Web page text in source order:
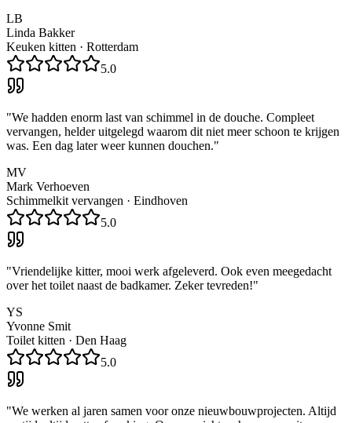
LB
Linda Bakker
Keuken kitten · Rotterdam
5.0
"We hadden enorm last van schimmel in de douche. Compleet
vervangen, helder uitgelegd waarom dit niet meer schoon te krijgen
was. Een dag later weer kunnen douchen."
MV
Mark Verhoeven
Schimmelkit vervangen · Eindhoven
5.0
"Vriendelijke kitter, mooi werk afgeleverd. Ook even meegedacht
over het toilet naast de badkamer. Zeker tevreden!"
YS
Yvonne Smit
Toilet kitten · Den Haag
5.0
"We werken al jaren samen voor onze nieuwbouwprojecten. Altijd